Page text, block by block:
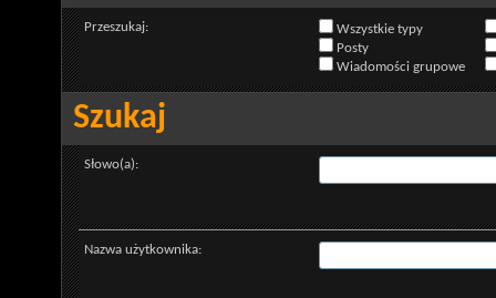
Przeszukaj:
Wszystkie typy
Posty
Wiadomości grupowe
Szukaj
Słowo(a):
Nazwa użytkownika: